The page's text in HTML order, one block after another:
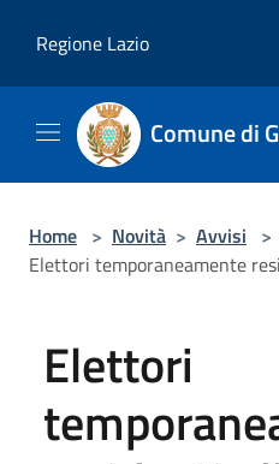
Regione Lazio
Comune di
Home > Novità > Avvisi >
Elettori temporaneamente
Elettori